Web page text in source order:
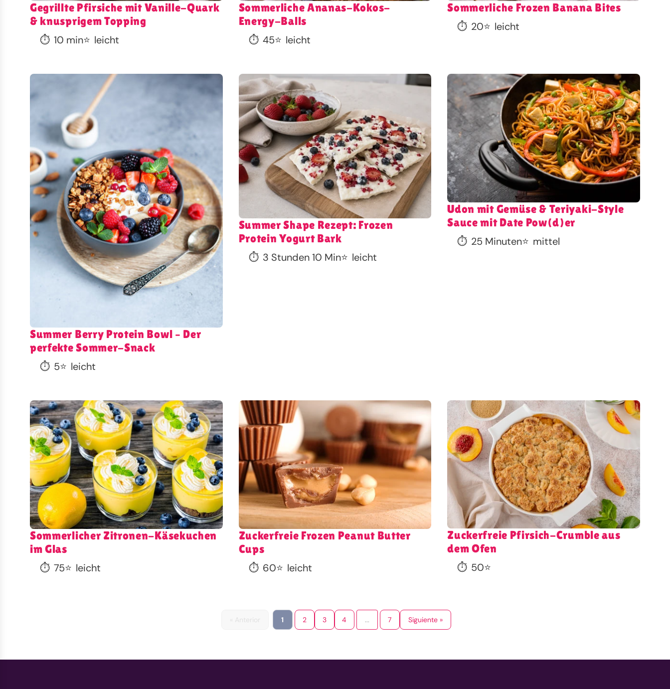
Gegrillte Pfirsiche mit Vanille-Quark
& knusprigem Topping
⏱️ 10 min⭐ leicht
Sommerliche Ananas-Kokos-
Energy-Balls
⏱️ 45⭐ leicht
Sommerliche Frozen Banana Bites
⏱️ 20⭐ leicht
Summer Berry Protein Bowl – Der
perfekte Sommer-Snack
⏱️ 5⭐ leicht
Summer Shape Rezept: Frozen
Protein Yogurt Bark
⏱️ 3 Stunden 10 Min⭐ leicht
Udon mit Gemüse & Teriyaki-Style
Sauce mit Date Pow(d)er
⏱️ 25 Minuten⭐ mittel
Sommerlicher Zitronen-Käsekuchen
im Glas
⏱️ 75⭐ leicht
Zuckerfreie Frozen Peanut Butter
Cups
⏱️ 60⭐ leicht
Zuckerfreie Pfirsich-Crumble aus
dem Ofen
⏱️ 50⭐
« Anterior 1 2 3 4 ... 7 Siguiente »